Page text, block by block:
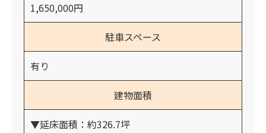
1,650,000円
駐車スペース
有り
建物面積
▼延床面積：約326.7坪